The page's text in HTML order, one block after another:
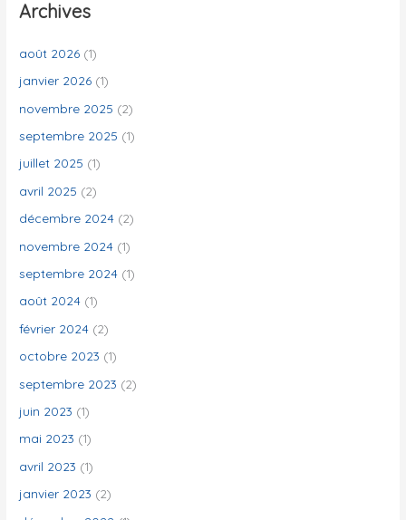
c
h
:
Archives
août 2026 (1)
janvier 2026 (1)
novembre 2025 (2)
septembre 2025 (1)
juillet 2025 (1)
avril 2025 (2)
décembre 2024 (2)
novembre 2024 (1)
septembre 2024 (1)
août 2024 (1)
février 2024 (2)
octobre 2023 (1)
septembre 2023 (2)
juin 2023 (1)
mai 2023 (1)
avril 2023 (1)
janvier 2023 (2)